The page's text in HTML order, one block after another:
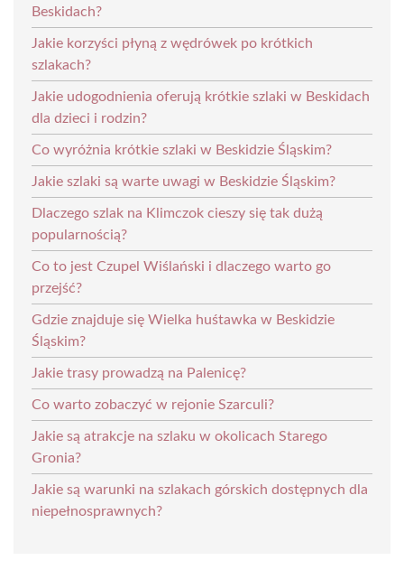
Beskidach?
Jakie korzyści płyną z wędrówek po krótkich
szlakach?
Jakie udogodnienia oferują krótkie szlaki w Beskidach
dla dzieci i rodzin?
Co wyróżnia krótkie szlaki w Beskidzie Śląskim?
Jakie szlaki są warte uwagi w Beskidzie Śląskim?
Dlaczego szlak na Klimczok cieszy się tak dużą
popularnością?
Co to jest Czupel Wiślański i dlaczego warto go
przejść?
Gdzie znajduje się Wielka huśtawka w Beskidzie
Śląskim?
Jakie trasy prowadzą na Palenicę?
Co warto zobaczyć w rejonie Szarculi?
Jakie są atrakcje na szlaku w okolicach Starego
Gronia?
Jakie są warunki na szlakach górskich dostępnych dla
niepełnosprawnych?